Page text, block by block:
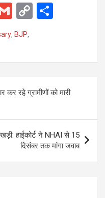
G
m
ail
C
Li
k
e
, BJP,
रहे ग्रामीणों को मारी
हाईकोर्ट ने NHAI से 15
दिसंबर तक मांगा जवाब